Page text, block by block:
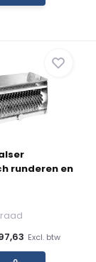
runderen en
Excl. btw